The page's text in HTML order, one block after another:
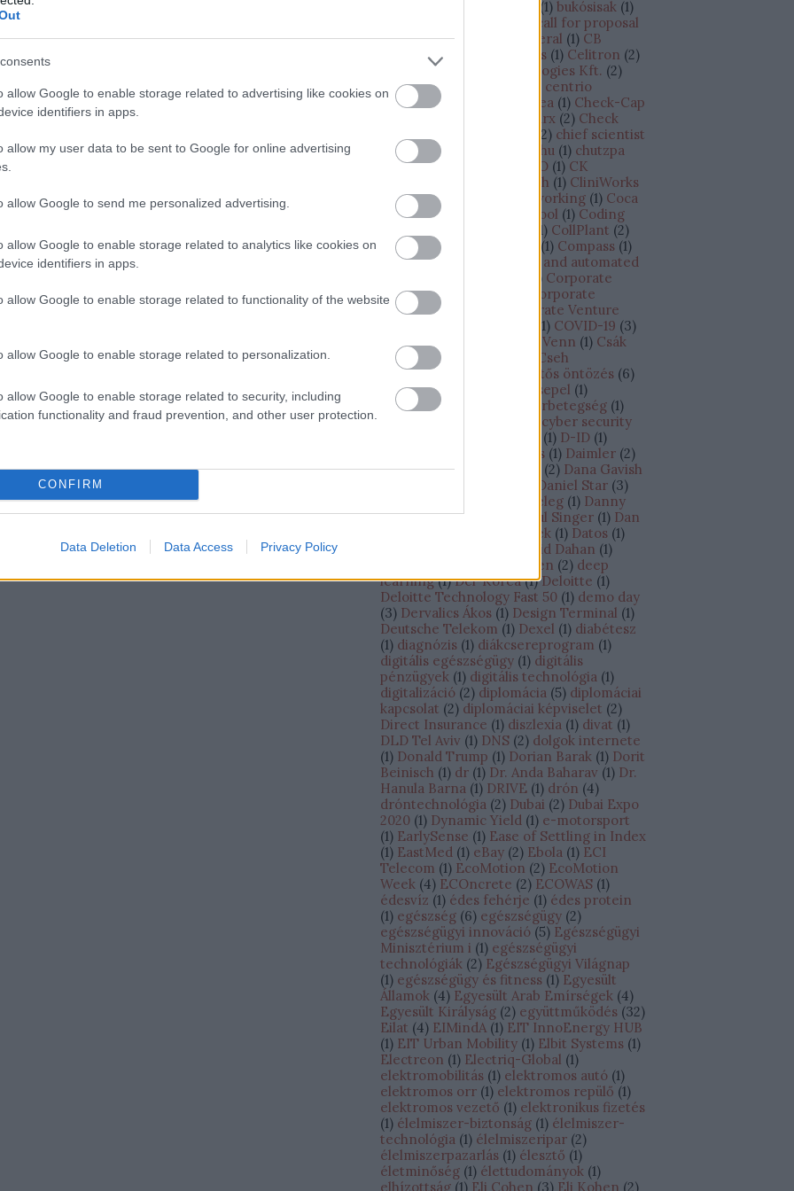
allow Google to enable storage related to advertising like cookies on
identifiers in apps.
allow my user data to be sent to Google for online advertising
allow Google to send me personalized advertising.
allow Google to enable storage related to analytics like cookies on
identifiers in apps.
allow Google to enable storage related to functionality of the website
allow Google to enable storage related to personalization.
allow Google to enable storage related to security, including
functionality and fraud prevention, and other user protection.
CONFIRM
Data Deletion Data Access Privacy Policy
(1) bukósisak (1)
call for proposal
(1) CAPEX (1) Cape Canaveral (1) CB
Insights 1 cégértékesítés (1) Celitron (2)
Celitron Medical Technologies Kft. (2)
CellCure (
centrio
microprocessor
Cesarea (1) Check-Cap
Checkmarx (2) Check
2) chief scientist
chip ) chu (1) chutzpa
) címkézés CINADCO (1) CK
Climate Tech (1) CliniWorks
Cnoga Medical co-working (1) Coca
Cola (1) Cockpit Codecool (1) Coding
1) CollPlant (2)
Colosseum Sport
(1) Compass (1)
Compugen
connected and automated
) Corporate
Innovation Antenna
Corporate
Innovation Lab
Corporate Venture
1) COVID-19 (3)
crowdfunding
CRO of Venn (1) Csák
János
csapatépítés
Cseh
Köztársaság
csepegtetős öntözés (6)
csepegtető öntözés
Csepel (1)
csúcstechnológia
cukorbetegség (1)
cyber security
(1) D-ID (1)
daganatos megbetegedés (1) Daimler (2)
DAMO Academy
(2) Dana Gavish
Daniel Star (3)
Danit Peleg (1) Danny
Biran (3) Dan Senor – Saul Singer (1) Dan
Darts Matek (1) Datos (1)
David Dahan (1)
Debrecen (2) deep
learning (1) Dél-Korea (1) Deloitte (1)
Deloitte Technology Fast 50 (1) demo day
(3) Dervalics Ákos (1) Design Terminal (1)
Deutsche Telekom (1) Dexel (1) diabétesz
(1) diagnózis (1) diákcsereprogram (1)
digitális egészségügy (1) digitális
pénzügyek (1) digitális technológia (1)
digitalizáció (2) diplomácia (5) diplomáciai
kapcsolat (2) diplomáciai képviselet (2)
Direct Insurance (1) diszlexia (1) divat (1)
DLD Tel Aviv (1) DNS (2) dolgok internete
(1) Donald Trump (1) Dorian Barak (1) Dorit
Beinisch (1) dr (1) Dr. Anda Baharav (1) Dr.
Hanula Barna (1) DRIVE (1) drón (4)
dróntechnológia (2) Dubai (2) Dubai Expo
2020 (1) Dynamic Yield (1) e-motorsport
(1) EarlySense (1) Ease of Settling in Index
(1) EastMed (1) eBay (2) Ebola (1) ECI
Telecom (1) EcoMotion (2) EcoMotion
Week (4) ECOncrete (2) ECOWAS (1)
édesvíz (1) édes fehérje (1) édes protein
(1) egészség (6) egészségügy (2)
egészségügyi innováció (5) Egészségügyi
Minisztérium i (1) egészségügyi
technológiák (2) Egészségügyi Világnap
(1) egészségügy és fitness (1) Egyesült
Államok (4) Egyesült Arab Emírségek (4)
Egyesült Királyság (2) együttműködés (32)
Eilat (4) EIMindA (1) EIT InnoEnergy HUB
(1) EIT Urban Mobility (1) Elbit Systems (1)
Electreon (1) Electriq-Global (1)
elektromobilitás (1) elektromos autó (1)
elektromos orr (1) elektromos repülő (1)
elektromos vezető (1) elektronikus fizetés
(1) élelmiszer-biztonság (1) élelmiszer-
technológia (1) élelmiszeripar (2)
élelmiszerpazarlás (1) élesztő (1)
életminőség (1) élettudományok (1)
elhízottság (1) Eli Cohen (3) Eli Kohen (2)